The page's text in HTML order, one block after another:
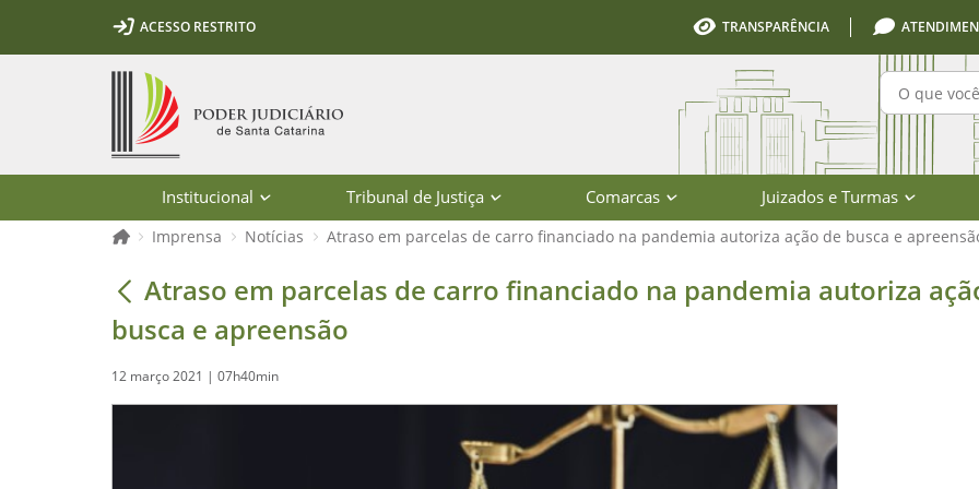
Ir para o conteúdo
Ir para a ferramenta de acessibilidade - Rybená
Ir para o menu principal
Ir para a pesquisa
Ir para o rodapé
Ir para a página inicialACESSO RESTRITO TRANSPARÊNCIA
Institucional Tribunal de Justiça Comarcas Juizados e Turmas
Página inicial
Imprensa Notícias Atraso em parcelas de carro financiado na pandemia autoriza ação de busca e
Atraso em parcelas de carro financiado na pandemia autoriza ação de
Atraso em parcelas de carro financiado na pandemia autoriza
busca e apreensão
12 março 2021 | 07h40min